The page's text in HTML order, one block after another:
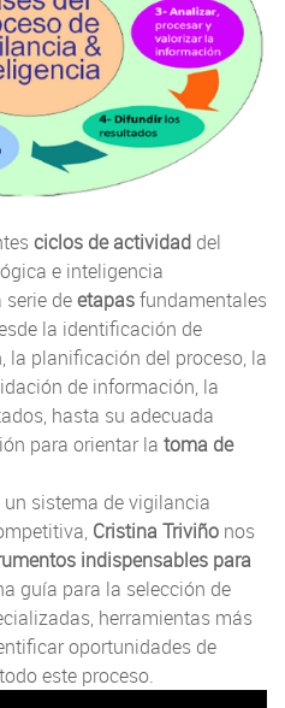
ciclos de actividad del
e inteligencia
deetapasfundamentales
la identificación de
la planificación del proceso, la
de información, la
hasta su adecuada
para orientar la toma de
sistema de vigilancia
Cristina Triviño nos
indispensables para
guía para la selección de
herramientas más
oportunidades de
este proceso.